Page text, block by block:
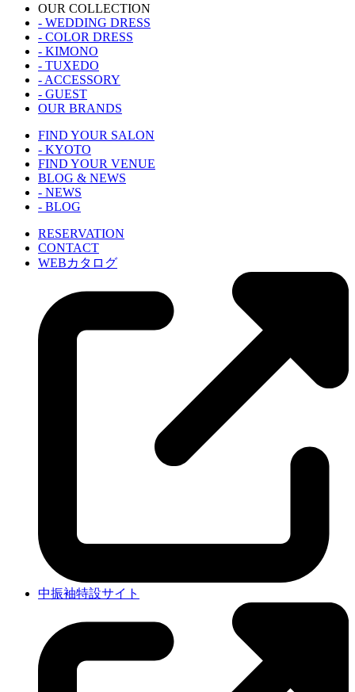
OUR COLLECTION
- WEDDING DRESS
- COLOR DRESS
- KIMONO
- TUXEDO
- ACCESSORY
- GUEST
OUR BRANDS
FIND YOUR SALON
- KYOTO
FIND YOUR VENUE
BLOG & NEWS
- NEWS
- BLOG
RESERVATION
CONTACT
WEBカタログ
中振袖特設サイト